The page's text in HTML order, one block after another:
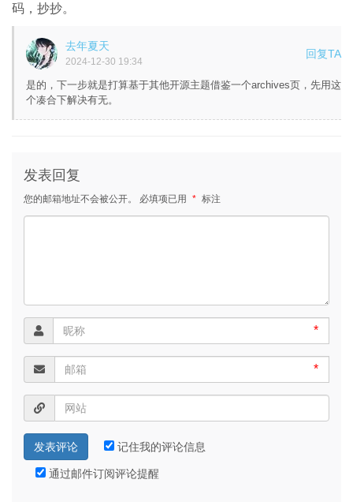
码，抄抄。
去年夏天
2024-12-30 19:34
回复TA
是的，下一步就是打算基于其他开源主题借鉴一个archives页，先用这
个凑合下解决有无。
发表回复
您的邮箱地址不会被公开。 必填项已用 * 标注
*
*
记住我的评论信息
通过邮件订阅评论提醒